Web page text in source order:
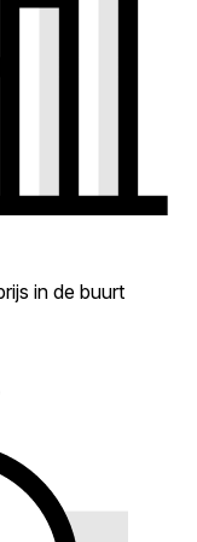
in de buurt